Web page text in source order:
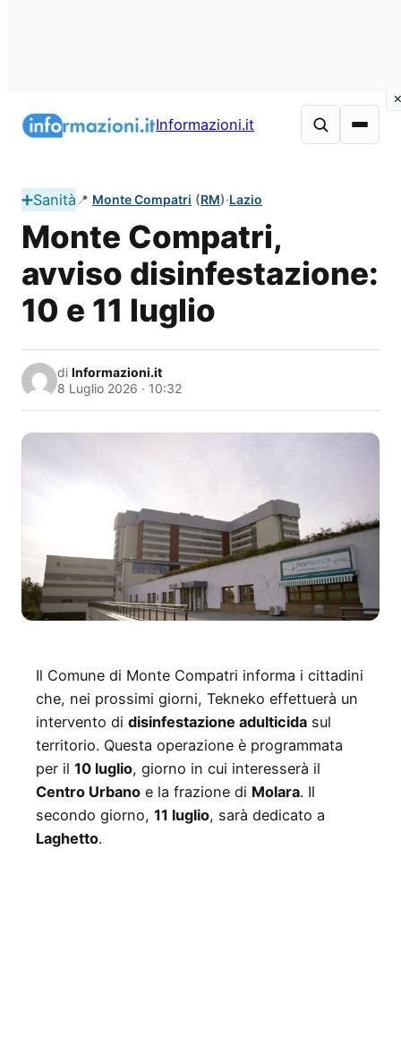
Informazioni.it
➕Sanità 📍 Monte Compatri (RM)·Lazio
Monte Compatri,
avviso disinfestazione:
10 e 11 luglio
di Informazioni.it
8 Luglio 2026 · 10:32
Il Comune di Monte Compatri informa i cittadini
che, nei prossimi giorni, Tekneko effettuerà un
intervento di disinfestazione adulticida sul
territorio. Questa operazione è programmata
per il 10 luglio, giorno in cui interesserà il
Centro Urbano e la frazione di Molara. Il
secondo giorno, 11 luglio, sarà dedicato a
Laghetto.